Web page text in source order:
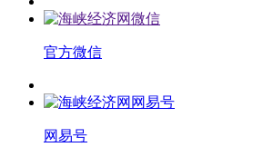
官方微信
网易号